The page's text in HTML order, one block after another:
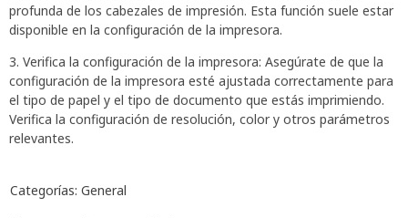
profunda de los cabezales de impresión. Esta función suele estar
disponible en la configuración de la impresora.
3. Verifica la configuración de la impresora: Asegúrate de que la
configuración de la impresora esté ajustada correctamente para
el tipo de papel y el tipo de documento que estás imprimiendo.
Verifica la configuración de resolución, color y otros parámetros
relevantes.
Categorías: General